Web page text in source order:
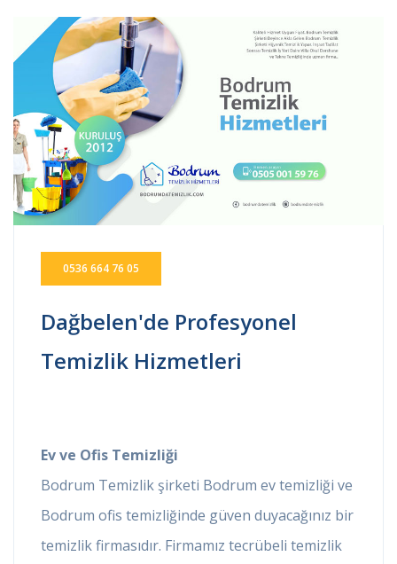
0536 664 76 05
Dağbelen'de Profesyonel
Temizlik Hizmetleri
Ev ve Ofis Temizliği
Bodrum Temizlik şirketi Bodrum ev temizliği ve
Bodrum ofis temizliğinde güven duyacağınız bir
temizlik firmasıdır. Firmamız tecrübeli temizlik